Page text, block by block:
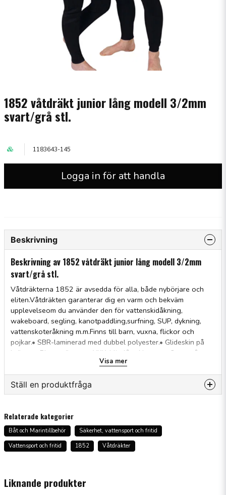
1852 våtdräkt junior lång modell 3/2mm
svart/grå stl.
1183643-145
Logga in för att handla
Liknande produkter
Beskrivning
Beskrivning av 1852 våtdräkt junior lång modell 3/2mm
svart/grå stl.
Våtdräkterna 1852 är avsedda för alla, både nybörjare och
eliten.Våtdräkten garanterar dig en varm och bekväm
upplevelseom du använder den för vattenskidåkning,
wakeboard, segling, kanotpaddling,surfning, SUP, dykning,
vattenskoteråkning m.m.Finns till barn, vuxna, flickor och
pojkar.• SBR-laminerad med dubbel polyester.• Glideskin på
bröstet• Platta sömmar• YKK-blixtlås• Neopren: 3 mm på
bröstet och 2 mm på ärmarnaför ökad flexibilitet• Svart/grå
Visa mer
Ställ en produktfråga
Fråga oss något om denna produkten...
Relaterade kategorier
Båt och Marintillbehör
Säkerhet, vattensport och fritid
Vattensport och fritid
1852 Våtdräkter